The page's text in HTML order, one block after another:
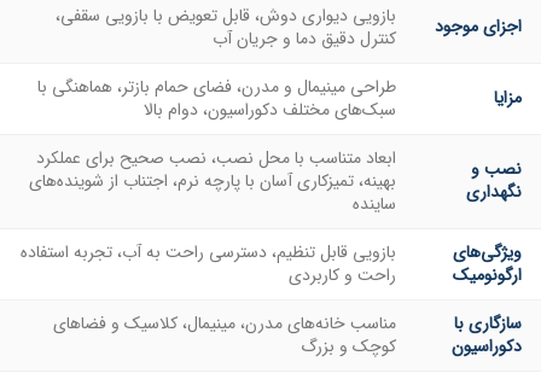
اجزای موجود
بازویی دیواری دوش، قابل تعویض با بازویی سقفی،
کنترل دقیق دما و جریان آب
مزایا
طراحی مینیمال و مدرن، فضای حمام بازتر، هماهنگی با
سبک‌های مختلف دکوراسیون، دوام بالا
نصب و
نگهداری
ابعاد متناسب با محل نصب، نصب صحیح برای عملکرد
بهینه، تمیزکاری آسان با پارچه نرم، اجتناب از شوینده‌های
ساینده
ویژگی‌های
ارگونومیک
بازویی قابل تنظیم، دسترسی راحت به آب، تجربه استفاده
راحت و کاربردی
سازگاری با
دکوراسیون
مناسب خانه‌های مدرن، مینیمال، کلاسیک و فضاهای
کوچک و بزرگ